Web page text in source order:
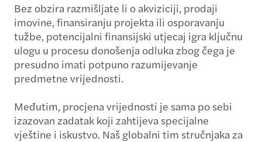
Bez obzira razmišljate li o akviziciji, prodaji
imovine, finansiranju projekta ili osporavanju
tužbe, potencijalni finansijski utjecaj igra ključnu
ulogu u procesu donošenja odluka zbog čega je
presudno imati potpuno razumijevanje
predmetne vrijednosti.
Međutim, procjena vrijednosti je sama po sebi
izazovan zadatak koji zahtijeva specijalne
vještine i iskustvo. Naš globalni tim stručnjaka za